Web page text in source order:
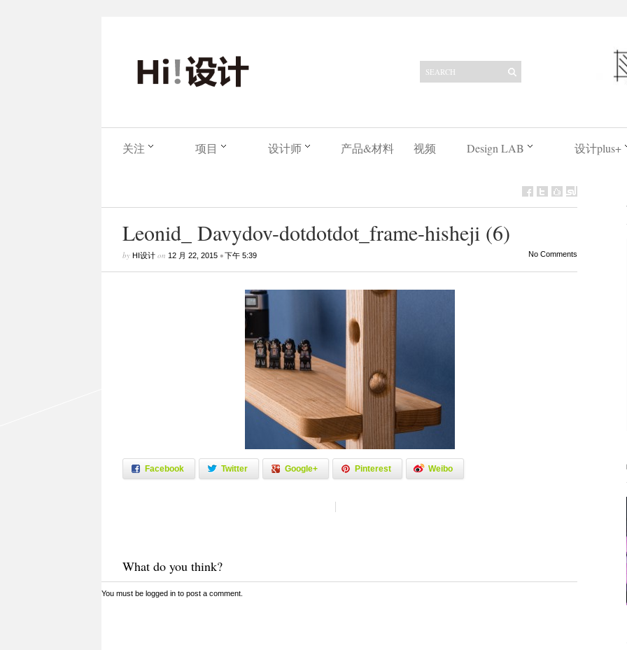
关注 项目 设计师 产品&材料 视频 Design LAB 设计plus+
Leonid_ Davydov-dotdotdot_frame-hisheji (6)
by HI设计on 12 月 22, 2015•下午 5:39 No Comments
Facebook Twitter Google+ Pinterest Weibo
What do you think?
You must be logged into post a comment.